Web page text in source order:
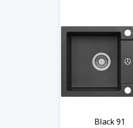
Black 91